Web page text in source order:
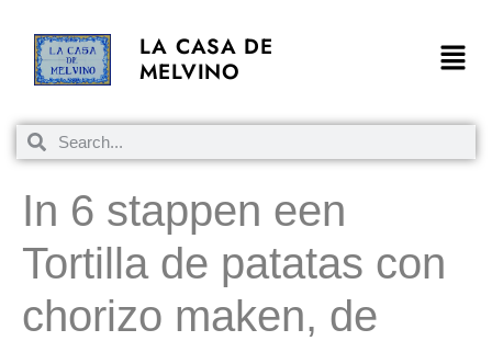
LA CASA DE
MELVINO
In 6 stappen een
Tortilla de patatas con
chorizo maken, de